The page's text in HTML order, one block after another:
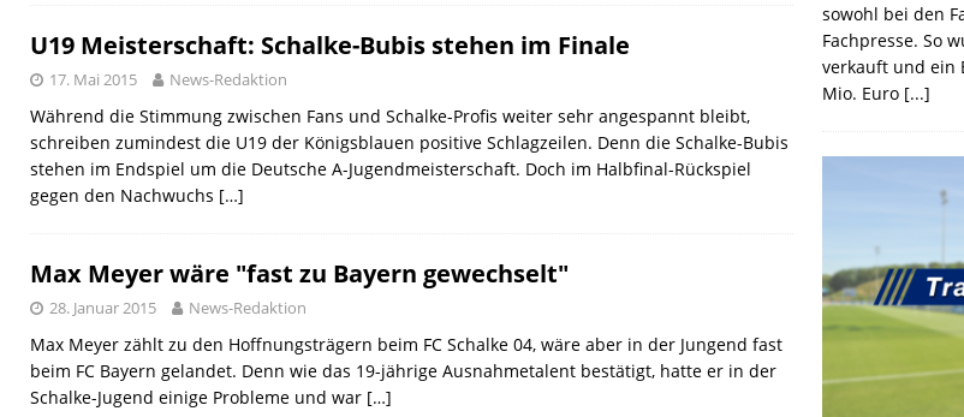
U19 Meisterschaft: Schalke-Bubis stehen im Finale
17. Mai 2015 News-Redaktion
Während die Stimmung zwischen Fans und Schalke-Profis weiter sehr angespannt bleibt,
schreiben zumindest die U19 der Königsblauen positive Schlagzeilen. Denn die Schalke-Bubis
stehen im Endspiel um die Deutsche A-Jugendmeisterschaft. Doch im Halbfinal-Rückspiel
gegen den Nachwuchs […]
Max Meyer wäre "fast zu Bayern gewechselt"
28. Januar 2015 News-Redaktion
Max Meyer zählt zu den Hoffnungsträgern beim FC Schalke 04, wäre aber in der Jungend fast
beim FC Bayern gelandet. Denn wie das 19-jährige Ausnahmetalent bestätigt, hatte er in der
Schalke-Jugend einige Probleme und war […]
sowohl bei den
Fachpresse. So
verkauft und ein
Mio. Euro [...]